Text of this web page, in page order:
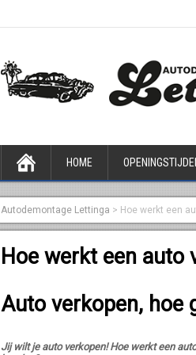
HOME
Autodemontage Lettinga > Hoe werkt een
Hoe werkt een auto
Auto verkopen, hoe
Jij wilt je auto verkopen! Hoe werkt een